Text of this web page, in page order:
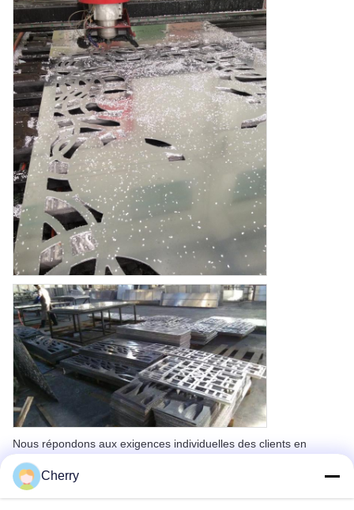
Nous répondons aux exigences individuelles des clients en
proposant à la fois des motifs pré-conçus et des options de
personnalisation complètes. Notre taille standard de panneau
creux en aluminium est de 1200x2400 mm, avec des éléments
Cherry